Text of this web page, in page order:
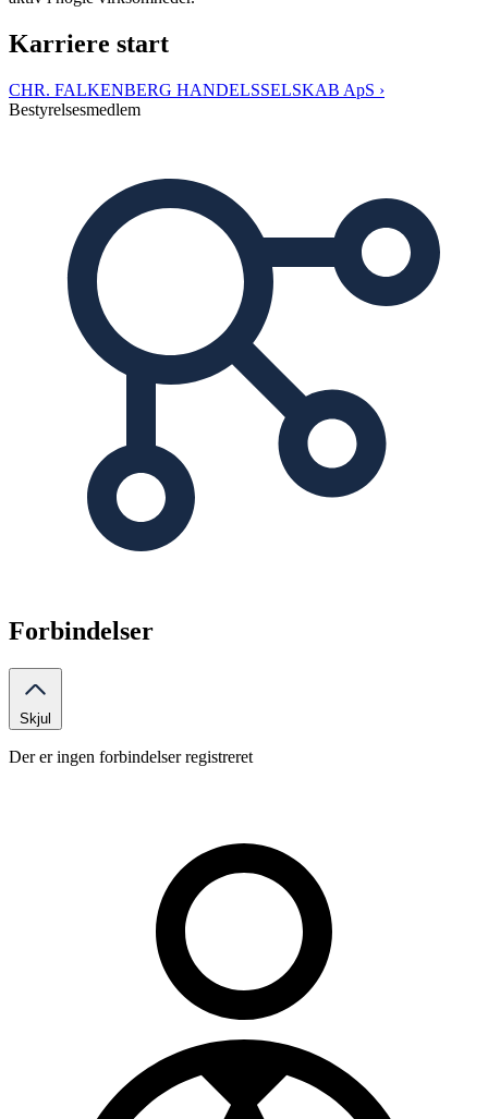
Karriere start
CHR. FALKENBERG HANDELSSELSKAB ApS ›
Bestyrelsesmedlem
Forbindelser
Skjul
Der er ingen forbindelser registreret